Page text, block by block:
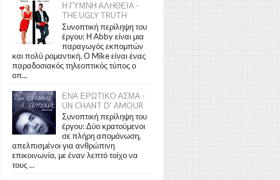
Η ΓΥΜΝΗ ΑΛΗΘΕΙΑ -
THE UGLY TRUTH
Συνοπτική περίληψη του
έργου: Η Abby είναι μια
παραγωγός εκπομπών
και πολύ ρομαντική. Ο Mike είναι ένας
παραδοσιακός τηλεοπτικός τύπος ο
οπ...
ΕΝΑ ΕΡΩΤΙΚΟ ΑΣΜΑ -
UN CHANT D' AMOUR
Συνοπτική περίληψη του
έργου: Δύο κρατούμενοι
σε πλήρη απομόνωση,
απελπισμένοι για ανθρώπινη
επικοινωνία, με έναν λεπτό τοίχο να
τους ...